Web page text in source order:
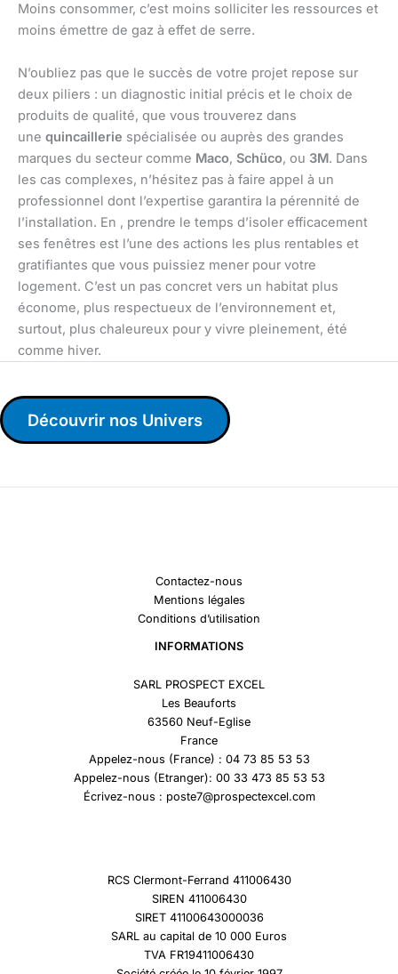
Moins consommer, c’est moins solliciter les ressources et
moins émettre de gaz à effet de serre.
N’oubliez pas que le succès de votre projet repose sur
deux piliers : un diagnostic initial précis et le choix de
produits de qualité, que vous trouverez dans
une quincaillerie spécialisée ou auprès des grandes
marques du secteur comme Maco, Schüco, ou 3M. Dans
les cas complexes, n’hésitez pas à faire appel à un
professionnel dont l’expertise garantira la pérennité de
l’installation. En , prendre le temps d’isoler efficacement
ses fenêtres est l’une des actions les plus rentables et
gratifiantes que vous puissiez mener pour votre
logement. C’est un pas concret vers un habitat plus
économe, plus respectueux de l’environnement et,
surtout, plus chaleureux pour y vivre pleinement, été
comme hiver.
Découvrir nos Univers
Contactez-nous
Mentions légales
Conditions d’utilisation
INFORMATIONS
SARL PROSPECT EXCEL
Les Beauforts
63560 Neuf-Eglise
France
Appelez-nous (France) : 04 73 85 53 53
Appelez-nous (Etranger): 00 33 473 85 53 53
Écrivez-nous : poste7@prospectexcel.com
RCS Clermont-Ferrand 411006430
SIREN 411006430
SIRET 41100643000036
SARL au capital de 10 000 Euros
TVA FR19411006430